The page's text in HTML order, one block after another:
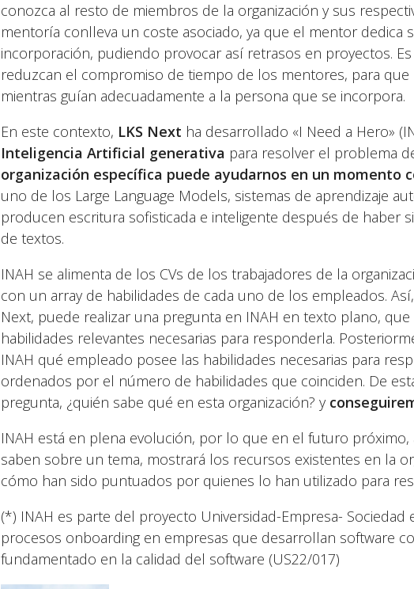
conozca al resto de miembros de la organización y sus
mentoría conlleva un coste asociado, ya que el mentor dedica
incorporación, pudiendo provocar así retrasos en proyectos.
reduzcan el compromiso de tiempo de los mentores, para
mientras guían adecuadamente a la persona que se incorpora.
En este contexto, LKS Next ha desarrollado «I Need a Hero»
Inteligencia Artificial generativa para resolver el problema
organización específica puede ayudarnos en un momento
uno de los Large Language Models, sistemas de aprendizaje
producen escritura sofisticada e inteligente después de haber
de textos.
INAH se alimenta de los CVs de los trabajadores de la
con un array de habilidades de cada uno de los empleados.
Next, puede realizar una pregunta en INAH en texto plano, que
habilidades relevantes necesarias para responderla.
INAH qué empleado posee las habilidades necesarias para
ordenados por el número de habilidades que coinciden. De
pregunta, ¿quién sabe qué en esta organización? y
INAH está en plena evolución, por lo que en el futuro
saben sobre un tema, mostrará los recursos existentes en la
cómo han sido puntuados por quienes lo han utilizado para
(*) INAH es parte del proyecto Universidad-Empresa- Sociedad
procesos onboarding en empresas que desarrollan software
fundamentado en la calidad del software (US22/017)